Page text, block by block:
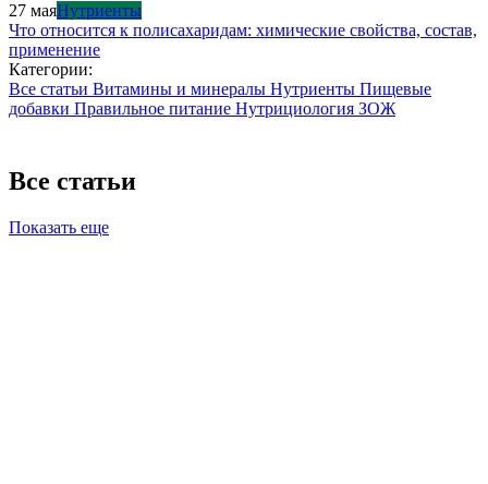
27 маяНутриенты
Что относится к полисахаридам: химические свойства, состав,
применение
Категории:
Все статьи Витамины и минералы Нутриенты Пищевые
добавки Правильное питание Нутрициология ЗОЖ
Все статьи
Показать еще